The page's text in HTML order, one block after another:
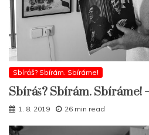
Sbíráš? Sbírám. Sbíráme!
Sbíráš? Sbírám. Sbíráme!
1. 8. 2019 26 min read